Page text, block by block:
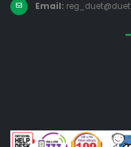
Email: